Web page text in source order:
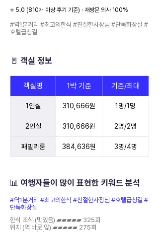
⭐️ 5.0 (810개 이상 후기 기준) · 재방문 의사 100%
#역1분거리 #최고의한식 #친절한사장님 #단독화장실 #
호텔급청결
🚪 객실 정보
객실명 1박 기준 기준/최대
1인실 310,666원 1명/1명
2인실 310,666원 2명/2명
패밀리룸 384,636원 3명/4명
📊 여행자들이 많이 표현한 키워드 분석
#역1분거리 #최고의한식 #친절한사장님 #호텔급청결 #
단독화장실
한식 조식 (맛있음) ▰▰▰▰▰ 325회
위치 (역 바로 앞) ▰▰▰▰▰ 275회